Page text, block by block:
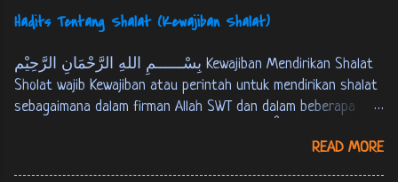
persinggahan pertama menuju akherat. Berikut ini Firman
Allah SWT tentang alam kubur : كُلُّ نَفْسٍ ذَائِقَةُ اْلمَوْتِ، وَ
نَبْلُوْكُمْ بِالشَّرّ وَ اْلخَيْرِ فِتْنَةً، وَ اِلَيْنَا تُرْجَعُوْنَ. الانبياء:35 Tiap-
tiap yang berjiwa akan merasakan mati. Kami akan menguji
kamu dengan keburukan dan kebaikan sebagai cobaan (yang
sebenar-benarnya). Dan hanya kepada Kamilah kamu
Hadits Tentang Shalat (Kewajiban Shalat)
بِسْــــــمِ اللهِ الرَّحْمَانِ الرَّحِيْم Kewajiban Mendirikan Shalat
Sholat wajib Kewajiban atau perintah untuk mendirikan shalat
sebagaimana dalam firman Allah SWT dan dalam beberapa
14] فَاَقِيْمُوا الصَّلوةَ، اِنَّ الصَّلوةَ كَانَتْ عَلَى اْلمُؤْمِنِيْنَ كِتَابًا
READ MORE